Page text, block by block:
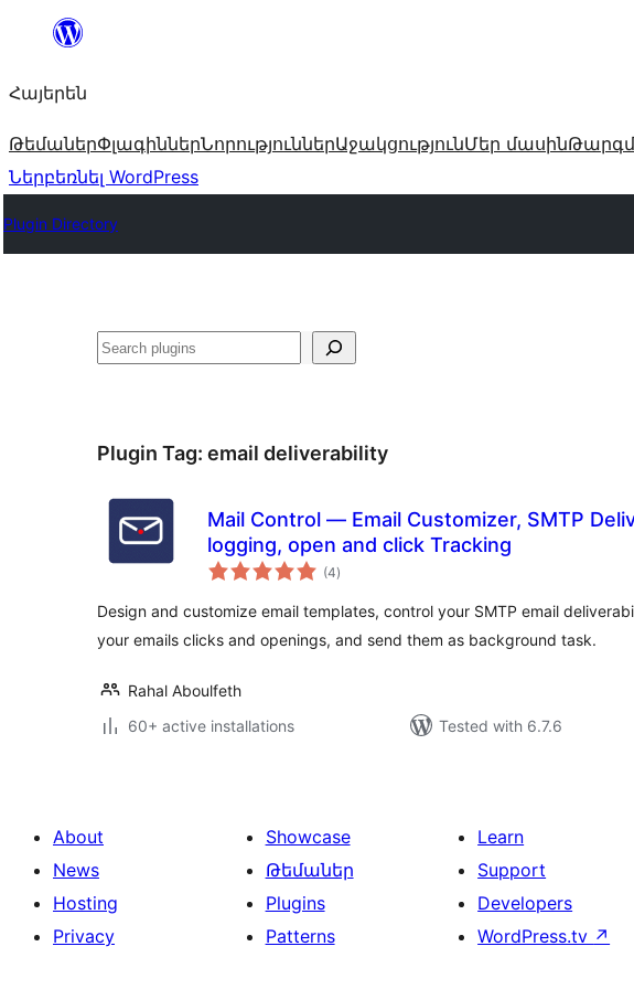
Անցնել
Հայերեն
ԹեմաներՓլագիններՆորություններԱջակցությունՄեր մասին
Ներբեռնել WordPress
Plugin Directory
Որոնել
Plugin Tag: email deliverability
Mail Control — Email Customizer, SMTP
logging, open and click Tracking
(4total
ratings
)
Design and customize email templates, control your SMTP email
your emails clicks and openings, and send them as background task.
Rahal Aboulfeth
60+ active installations
Tested with 6.7.6
About
News
Hosting
Privacy
Showcase
Թեմաներ
Plugins
Patterns
Learn
Support
Developers
WordPress.tv ↗